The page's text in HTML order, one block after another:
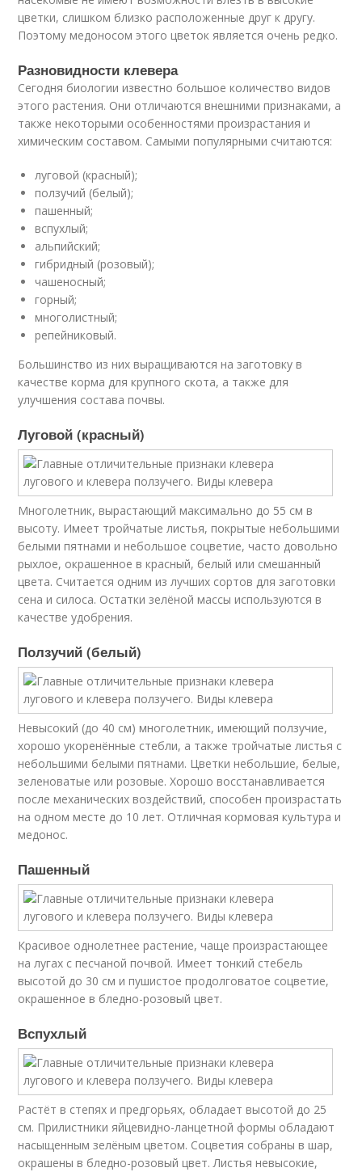
цветки, слишком близко расположенные друг к другу.
Поэтому медоносом этого цветок является очень редко.
Разновидности клевера
Сегодня биологии известно большое количество видов
этого растения. Они отличаются внешними признаками, а
также некоторыми особенностями произрастания и
химическим составом. Самыми популярными считаются:
луговой (красный);
ползучий (белый);
пашенный;
вспухлый;
альпийский;
гибридный (розовый);
чашеносный;
горный;
многолистный;
репейниковый.
Большинство из них выращиваются на заготовку в
качестве корма для крупного скота, а также для
улучшения состава почвы.
Луговой (красный)
Многолетник, вырастающий максимально до 55 см в
высоту. Имеет тройчатые листья, покрытые небольшими
белыми пятнами и небольшое соцветие, часто довольно
рыхлое, окрашенное в красный, белый или смешанный
цвета. Считается одним из лучших сортов для заготовки
сена и силоса. Остатки зелёной массы используются в
качестве удобрения.
Ползучий (белый)
Невысокий (до 40 см) многолетник, имеющий ползучие,
хорошо укоренённые стебли, а также тройчатые листья с
небольшими белыми пятнами. Цветки небольшие, белые,
зеленоватые или розовые. Хорошо восстанавливается
после механических воздействий, способен произрастать
на одном месте до 10 лет. Отличная кормовая культура и
медонос.
Пашенный
Красивое однолетнее растение, чаще произрастающее
на лугах с песчаной почвой. Имеет тонкий стебель
высотой до 30 см и пушистое продолговатое соцветие,
окрашенное в бледно-розовый цвет.
Вспухлый
Растёт в степях и предгорьях, обладает высотой до 25
см. Прилистники яйцевидно-ланцетной формы обладают
насыщенным зелёным цветом. Соцветия собраны в шар,
окрашены в бледно-розовый цвет. Листья невысокие,